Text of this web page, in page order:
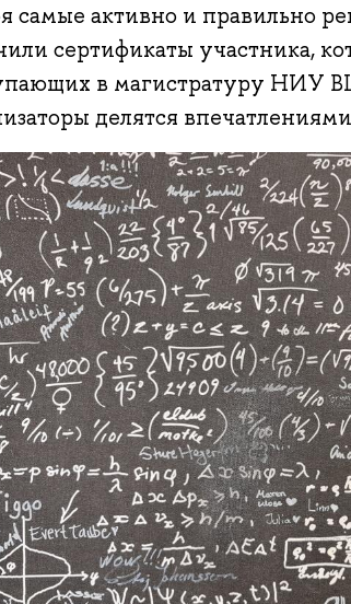
самые активно и правильно
сертификаты участника,
в магистратуру НИУ
делятся впечатлениями